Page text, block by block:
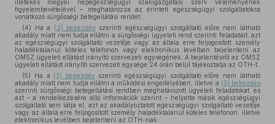
illetékes megyei népegészségügyi szakigazgatási szerv véleményének
figyelembevételével – meghatározza az érintett egészségügyi szolgáltatókra
vonatkozó sürgősségi betegellátási rendet.
(4) Ha a (2) bekezdés szerinti egészségügyi szolgáltató előre nem látható
akadály miatt nem tudja ellátni a sürgősségi ügyeleti rend szerinti feladatait, azt
az egészségügyi szolgáltató vezetője vagy az általa erre feljogosított személy
haladéktalanul köteles telefonon vagy elektronikus levélben bejelenteni az
OMSZ ügyeleti ellátást irányító szervezeti egységének. A bejelentésről az OMSZ
ügyeleti ellátást irányító szervezeti egysége 24 órán belül tájékoztatja az OTH-t.
(5) Ha a (3) bekezdés szerinti egészségügyi szolgáltató előre nem látható
akadály miatt nem tudja ellátni a működési engedélyében, illetve a (3) bekezdés
szerinti sürgősségi betegellátási rendben meghatározott ügyeleti feladatokat, és
azt – a rendelkezésére álló információk szerint – helyette másik egészségügyi
szolgáltató sem látja el, azt az akadályoztatott egészségügyi szolgáltató vezetője
vagy az általa erre feljogosított személy haladéktalanul köteles telefonon, illetve
elektronikus levélben bejelenteni az OTH-nak.